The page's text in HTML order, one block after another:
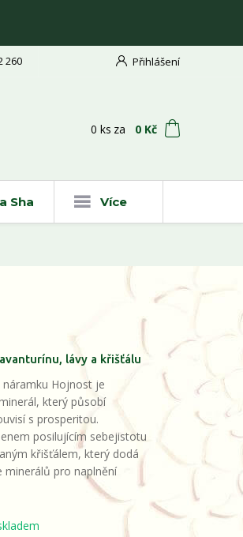
Přihlášení
260
0 ks za 0 Kč
Sha Více
lávy a křišťálu
Hojnost je
který působí
s prosperitou.
posilujícím sebejistotu
křišťálem, který dodá
minerálů pro naplnění